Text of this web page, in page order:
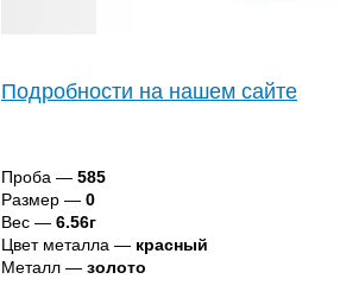
Подробности на нашем сайте
Проба — 585
Размер — 0
Вес — 6.56г
Цвет металла — красный
Металл — золото